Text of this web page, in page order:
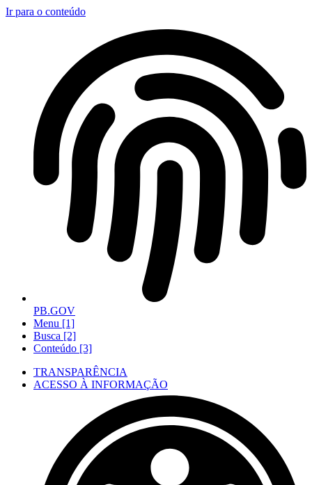
Ir para o conteúdo
PB.GOV
Menu [1]
Busca [2]
Conteúdo [3]
TRANSPARÊNCIA
ACESSO À INFORMAÇÃO